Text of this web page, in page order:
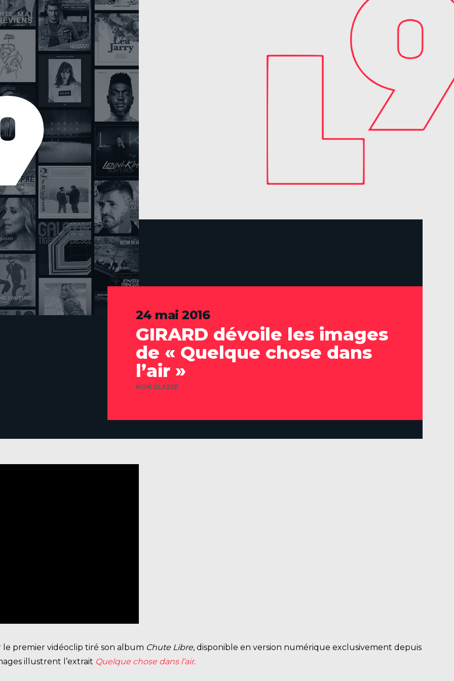
24 mai 2016
GIRARD dévoile les images
de « Quelque chose dans
l’air »
CATÉGORIES
NON CLASSÉ
premier vidéoclip tiré son album Chute Libre, disponible en version numérique exclusivement depuis
illustrent l’extrait Quelque chose dans l’air.